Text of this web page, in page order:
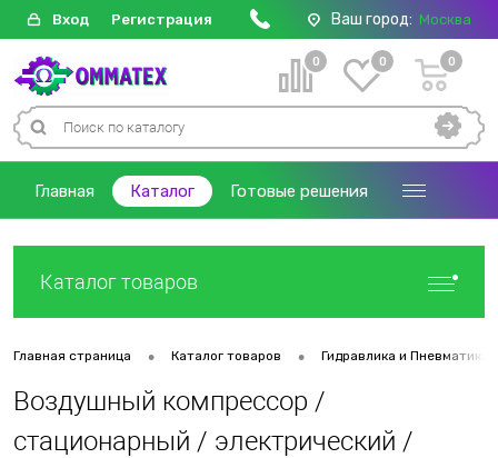
Вход Регистрация Ваш город: Москва
0 0 0
Главная Каталог Готовые решения
Каталог товаров
Главная страница • Каталог товаров • Гидравлика и Пневматика
Воздушный компрессор /
стационарный / электрический /